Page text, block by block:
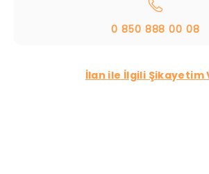
0 850 888 00 08
İlan ile İlgili Şikayetim